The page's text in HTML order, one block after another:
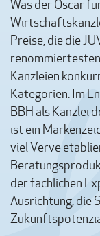
Was der Oscar
Preise, die die
Kanzleien
Kategorien. Im
BBH als Kanzlei
ist ein
viel Verve
der fachlichen
Ausrichtung, die